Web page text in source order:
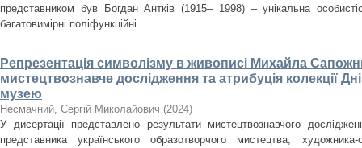
представником був Богдан Антків (1915– 1998) – унікальна
багатовимірні поліфункційні ...
Репрезентація символізму в живописі Михайла
мистецтвознавче дослідження та атрибуція колекції
музею
Несмачний, Сергій Миколайович (2024)
У дисертації представлено результати мистецтвознавчого
представника українського образотворчого мистецтва,